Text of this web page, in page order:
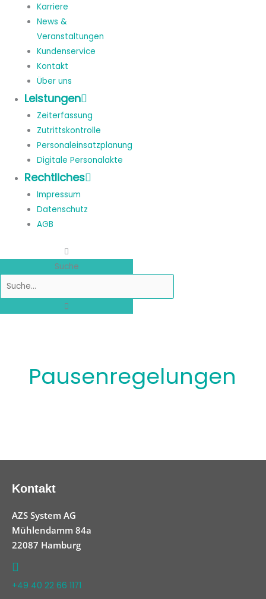
Karriere
News &
Veranstaltungen
Kundenservice
Kontakt
Über uns
Leistungen
Zeiterfassung
Zutrittskontrolle
Personaleinsatzplanung
Digitale Personalakte
Rechtliches
Impressum
Datenschutz
AGB
Suche
Pausenregelungen
Kontakt
AZS System AG
Mühlendamm 84a
22087 Hamburg
+49 40 22 66 1171